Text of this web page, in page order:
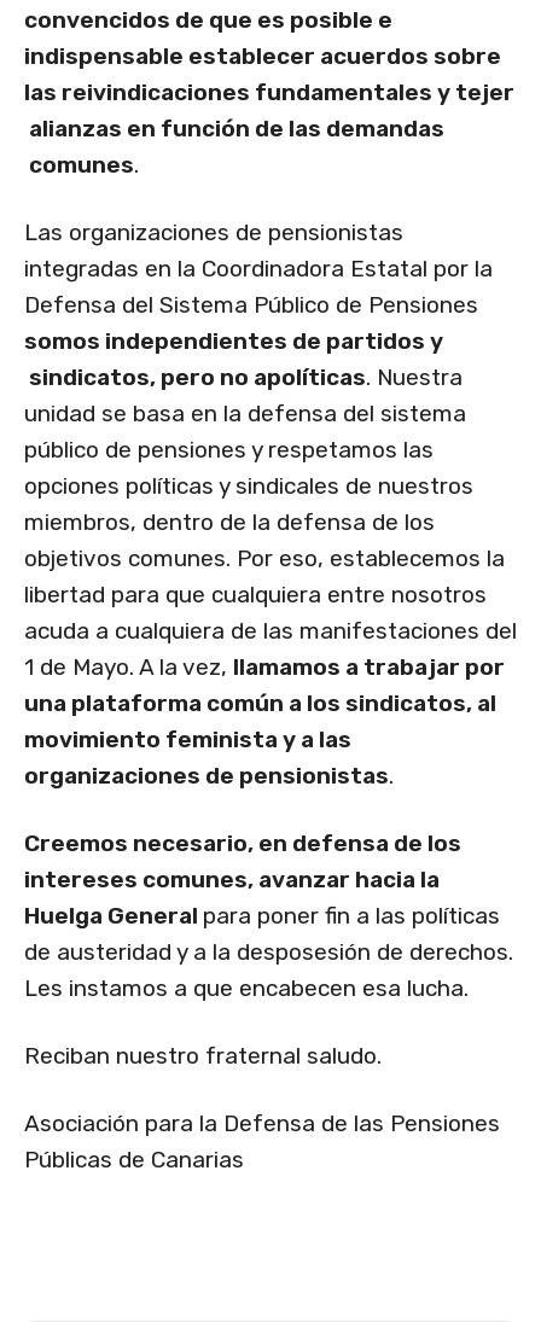
convencidos de que es posible e
indispensable establecer acuerdos sobre
las reivindicaciones fundamentales y tejer
alianzas en función de las demandas
comunes.
Las organizaciones de pensionistas
integradas en la Coordinadora Estatal por la
Defensa del Sistema Público de Pensiones
somos independientes de partidos y
sindicatos, pero no apolíticas. Nuestra
unidad se basa en la defensa del sistema
público de pensiones y respetamos las
opciones políticas y sindicales de nuestros
miembros, dentro de la defensa de los
objetivos comunes. Por eso, establecemos la
libertad para que cualquiera entre nosotros
acuda a cualquiera de las manifestaciones del
1 de Mayo. A la vez, llamamos a trabajar por
una plataforma común a los sindicatos, al
movimiento feminista y a las
organizaciones de pensionistas.
Creemos necesario, en defensa de los
intereses comunes, avanzar hacia la
Huelga General para poner fin a las políticas
de austeridad y a la desposesión de derechos.
Les instamos a que encabecen esa lucha.
Reciban nuestro fraternal saludo.
Asociación para la Defensa de las Pensiones
Públicas de Canarias